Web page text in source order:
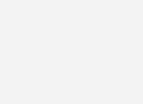
ohne staatliche
sechs Terawattstunden